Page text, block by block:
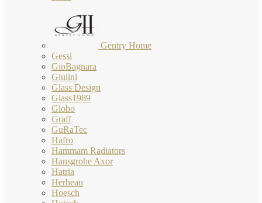
Gentry Home
Gessi
GioBagnara
Giulini
Glass Design
Glass1989
Globo
Graff
GuRaTec
Hafro
Hammam Radiators
Hansgrohe Axor
Hatria
Herbeau
Hoesch